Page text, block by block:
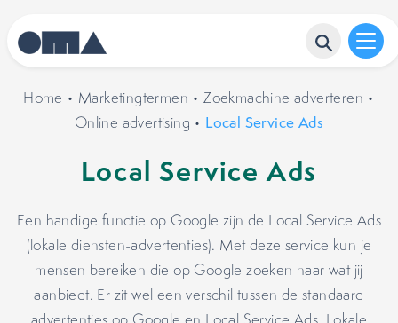
Home • Marketingtermen •Zoekmachine adverteren •
Online advertising • Local Service Ads
Local Service Ads
Een handige functie op Google zijn de Local Service Ads
(lokale diensten-advertenties). Met deze service kun je
mensen bereiken die op Google zoeken naar wat jij
aanbiedt. Er zit wel een verschil tussen de standaard